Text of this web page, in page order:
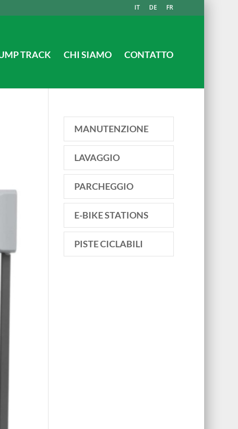
IT DE FR
TRACK CHI SIAMO CONTATTO
MANUTENZIONE
LAVAGGIO
PARCHEGGIO
E-BIKE STATIONS
PISTE CICLABILI